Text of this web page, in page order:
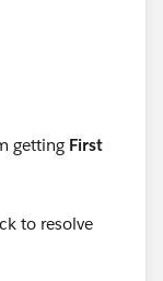
getting First
to resolve